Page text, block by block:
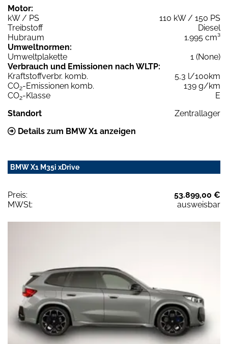
Motor:
kW / PS
110 kW / 150 PS
Treibstoff
Diesel
Hubraum
1.995 cm³
Umweltnormen:
Umweltplakette
1 (None)
Verbrauch und Emissionen nach WLTP:
Kraftstoffverbr. komb.
5,3 l/100km
CO2-Emissionen komb.
139 g/km
CO2-Klasse
E
Standort
Zentrallager
Details zum BMW X1 anzeigen
BMW X1 M35i xDrive
Preis:
53.899,00 €
MWSt:
ausweisbar